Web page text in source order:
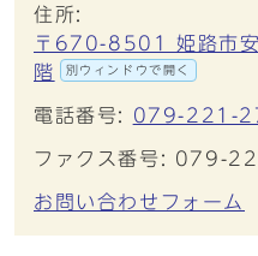
住所:
〒670-8501 姫路市
階
別ウィンドウで開く
電話番号: 079-221-
ファクス番号: 079-
お問い合わせフォーム